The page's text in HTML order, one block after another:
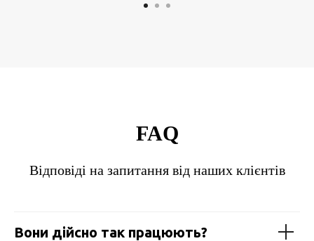
FAQ
Відповіді на запитання від наших клієнтів
Вони дійсно так працюють?